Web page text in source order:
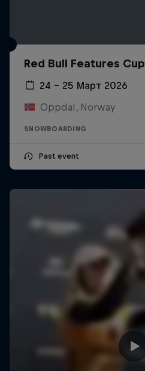
Red Bull Features Cup
24 – 25 Март 2026
Oppdal, Norway
SNOWBOARDING
Past event